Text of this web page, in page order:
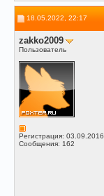
18.05.2022, 22:17
zakko2009
Пользователь
Регистрация: 03.09.2016
Сообщения: 162